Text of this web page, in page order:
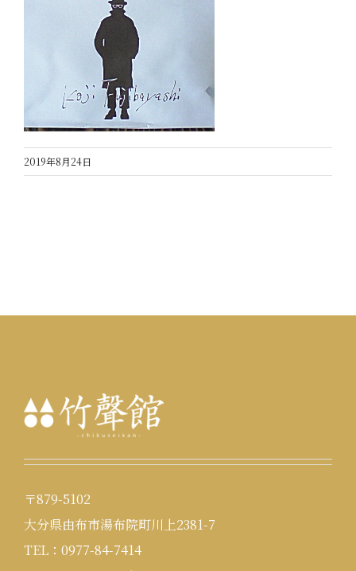
2019年8月24日
〒879-5102
大分県由布市湯布院町川上2381-7
TEL：0977-84-7414